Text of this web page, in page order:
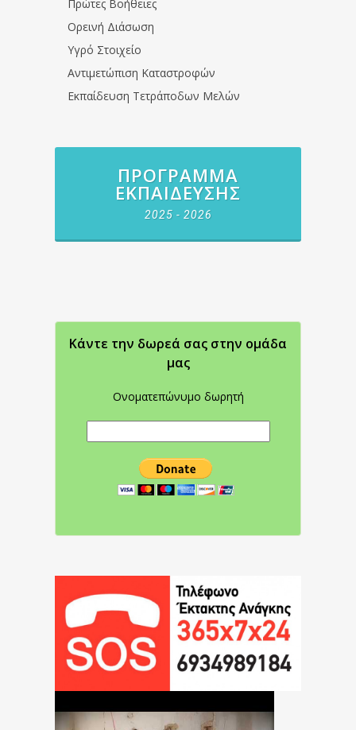
Πρώτες Βοήθειες
Ορεινή Διάσωση
Υγρό Στοιχείο
Αντιμετώπιση Καταστροφών
Εκπαίδευση Τετράποδων Μελών
ΠΡΌΓΡΑΜΜΑ
ΕΚΠΑΊΔΕΥΣΗΣ
2025 - 2026
Κάντε την δωρεά σας στην oμάδα
μας
Ονοματεπώνυμο δωρητή